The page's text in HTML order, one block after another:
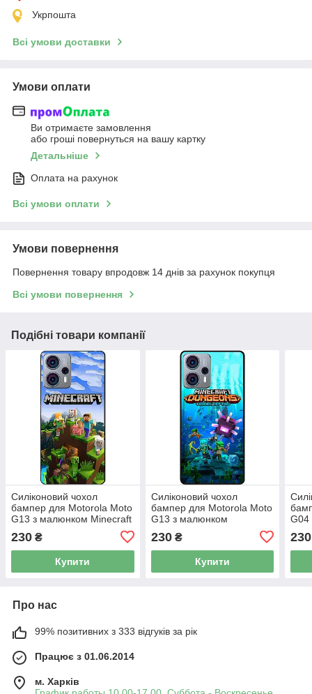
Укрпошта
Всі умови доставки
Умови оплати
Ви отримаєте замовлення
або гроші повернуться на вашу картку
Детальніше
Оплата на рахунок
Всі умови оплати
Умови повернення
Повернення товару впродовж 14 днів за рахунок покупця
Всі умови повернення
Подібні товари компанії
Силіконовий чохол
бампер для Motorola Moto
G13 з малюнком Minecraft
230 ₴
Купити
Силіконовий чохол
бампер для Motorola Moto
G13 з малюнком
230₴
Купити
G04
230
Про нас
99% позитивних з 333 відгуків за рік
Працює з 01.06.2014
м. Харків